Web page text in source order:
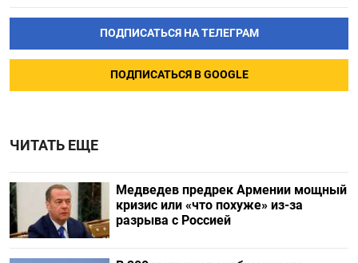
ПОДПИСАТЬСЯ НА ТЕЛЕГРАМ
ПОДПИСАТЬСЯ В GOOGLE
ЧИТАТЬ ЕЩЕ
Медведев предрек Армении мощный
кризис или «что похуже» из-за
разрыва с Россией